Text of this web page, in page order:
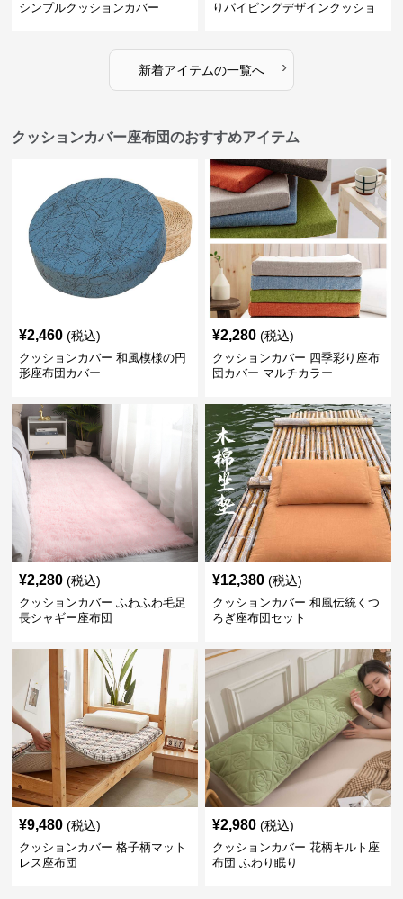
シンプルクッションカバー
りパイピングデザインクッショ
新着アイテムの一覧へ ›
クッションカバー座布団のおすすめアイテム
¥2,460 (税込)
クッションカバー 和風模様の円
形座布団カバー
¥2,280 (税込)
クッションカバー 四季彩り座布
団カバー マルチカラー
¥2,280 (税込)
クッションカバー ふわふわ毛足
長シャギー座布団
¥12,380 (税込)
クッションカバー 和風伝統くつ
ろぎ座布団セット
¥9,480 (税込)
クッションカバー 格子柄マット
レス座布団
¥2,980 (税込)
クッションカバー 花柄キルト座
布団 ふわり眠り